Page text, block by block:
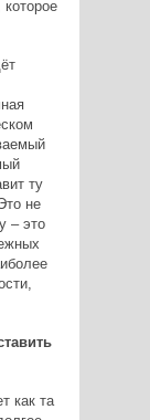
ту
не
– это
как та